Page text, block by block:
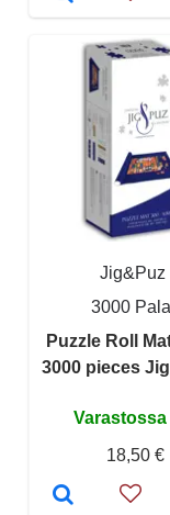
Jig&Puz
3000
Puzzle Roll
3000 pieces
Varastossa
18,50 €